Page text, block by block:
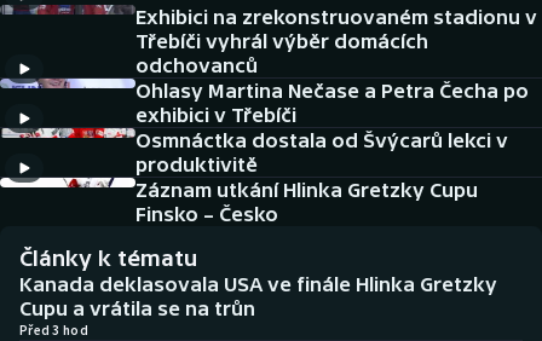
Cyklistika
DALŠÍ SPORTY
Americký fotbal
Baseball a softbal
Basketbal
Biatlon
NEPŘEHLÉDNĚTE
Soutěže
Historické návraty
Aplikace ČT sport
Exhibici na zrekonstruovaném stadionu v
Třebíči vyhrál výběr domácích
odchovanců
Ohlasy Martina Nečase a Petra Čecha po
exhibici v Třebíči
Osmnáctka dostala od Švýcarů lekci v
produktivitě
Záznam utkání Hlinka Gretzky Cupu
Finsko – Česko
Články k tématu
Kanada deklasovala USA ve finále Hlinka Gretzky
Cupu a vrátila se na trůn
Před 3 hod